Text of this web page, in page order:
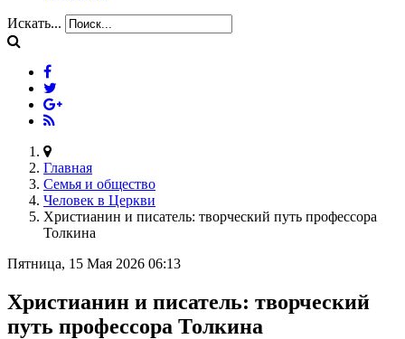
Искать...
Главная
Семья и общество
Человек в Церкви
Христианин и писатель: творческий путь профессора
Толкина
Пятница, 15 Мая 2026 06:13
Христианин и писатель: творческий
путь профессора Толкина